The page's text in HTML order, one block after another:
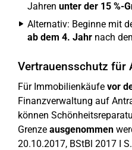
Jahren unter der 15 %-
Alternativ: Beginne mit
ab dem 4. Jahr nach
Vertrauensschutz für
Für Immobilienkäufe vor
Finanzverwaltung auf
können
Grenze ausgenommen
20.10.2017, BStBl 2017 I